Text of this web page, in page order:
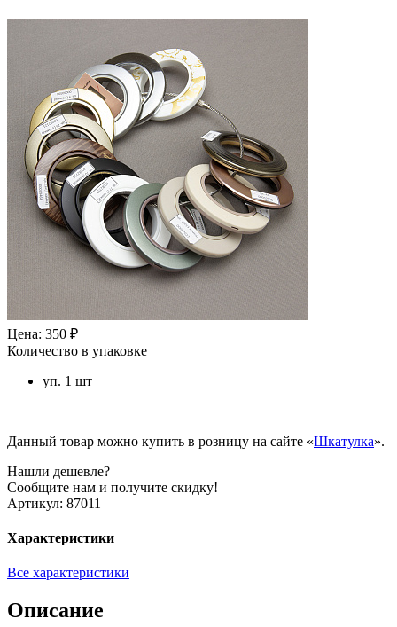
Цена: 350 ₽
Количество в упаковке
уп. 1 шт
Данный товар можно купить в розницу на сайте «Шкатулка».
Нашли дешевле?
Сообщите нам и получите скидку!
Артикул: 87011
Характеристики
Все характеристики
Описание